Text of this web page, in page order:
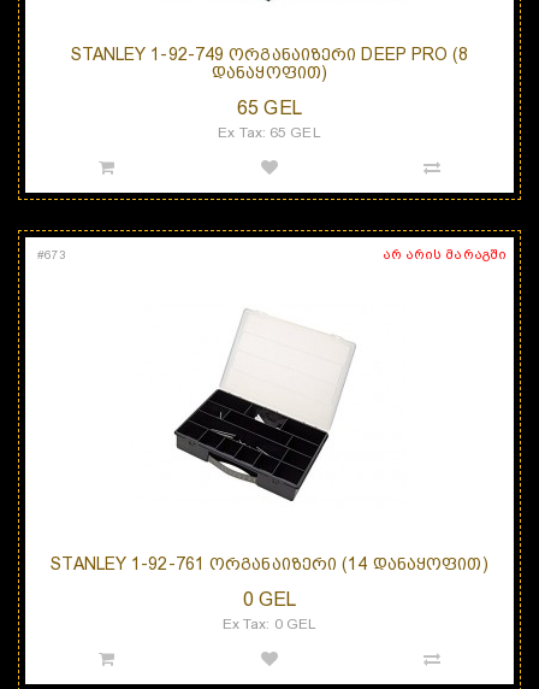
STANLEY 1-92-749 ᲝᲠᲒᲐᲜᲐᲘᲖᲔᲠᲘ DEEP PRO (8
ᲓᲐᲜᲐᲧᲝᲤᲘᲗ)
65 GEL
Ex Tax: 65 GEL
არ არის მარაგში
#673
STANLEY 1-92-761 ᲝᲠᲒᲐᲜᲐᲘᲖᲔᲠᲘ (14 ᲓᲐᲜᲐᲧᲝᲤᲘᲗ)
0 GEL
Ex Tax: 0 GEL